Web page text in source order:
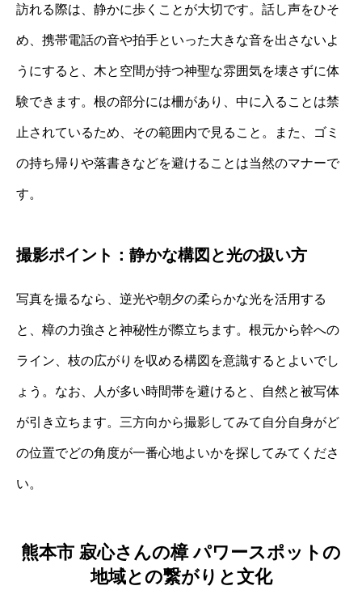
訪れる際は、静かに歩くことが大切です。話し声をひそ
め、携帯電話の音や拍手といった大きな音を出さないよ
うにすると、木と空間が持つ神聖な雰囲気を壊さずに体
験できます。根の部分には柵があり、中に入ることは禁
止されているため、その範囲内で見ること。また、ゴミ
の持ち帰りや落書きなどを避けることは当然のマナーで
す。
撮影ポイント：静かな構図と光の扱い方
写真を撮るなら、逆光や朝夕の柔らかな光を活用する
と、樟の力強さと神秘性が際立ちます。根元から幹への
ライン、枝の広がりを収める構図を意識するとよいでし
ょう。なお、人が多い時間帯を避けると、自然と被写体
が引き立ちます。三方向から撮影してみて自分自身がど
の位置でどの角度が一番心地よいかを探してみてくださ
い。
熊本市 寂心さんの樟 パワースポットの
地域との繋がりと文化